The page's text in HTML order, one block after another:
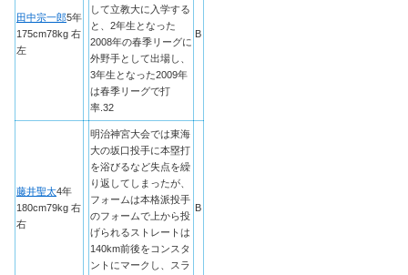
田中宗一郎5年
175cm78kg 右
左
して立教大に入学する
と、2年生となった
2008年の春季リーグに
外野手として出場し、
3年生となった2009年
は春季リーグで打
率.32
B
藤井聖太4年
180cm79kg 右
右
明治神宮大会では東海
大の坂口投手に本塁打
を浴びるなど失点を繰
り返してしまったが、
フォームは本格派投手
のフォームで上から投
げられるストレートは
140km前後をコンスタ
ントにマークし、スラ
B